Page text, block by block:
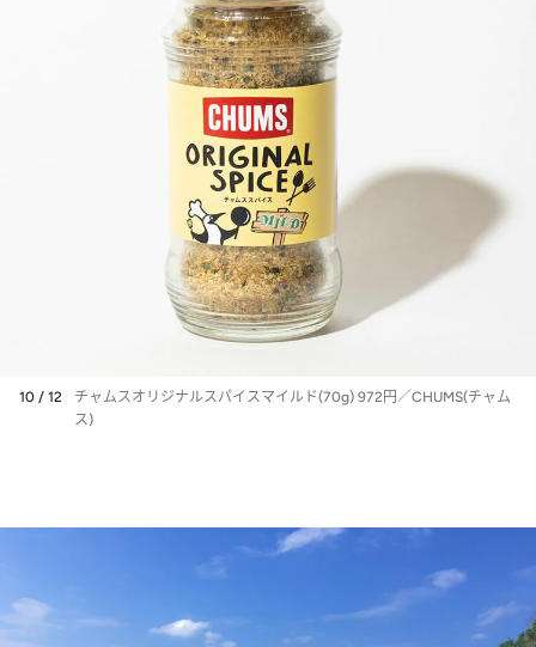
10 / 12
チャムスオリジナルスパイスマイルド(70g) 972円／CHUMS(チャム
ス)